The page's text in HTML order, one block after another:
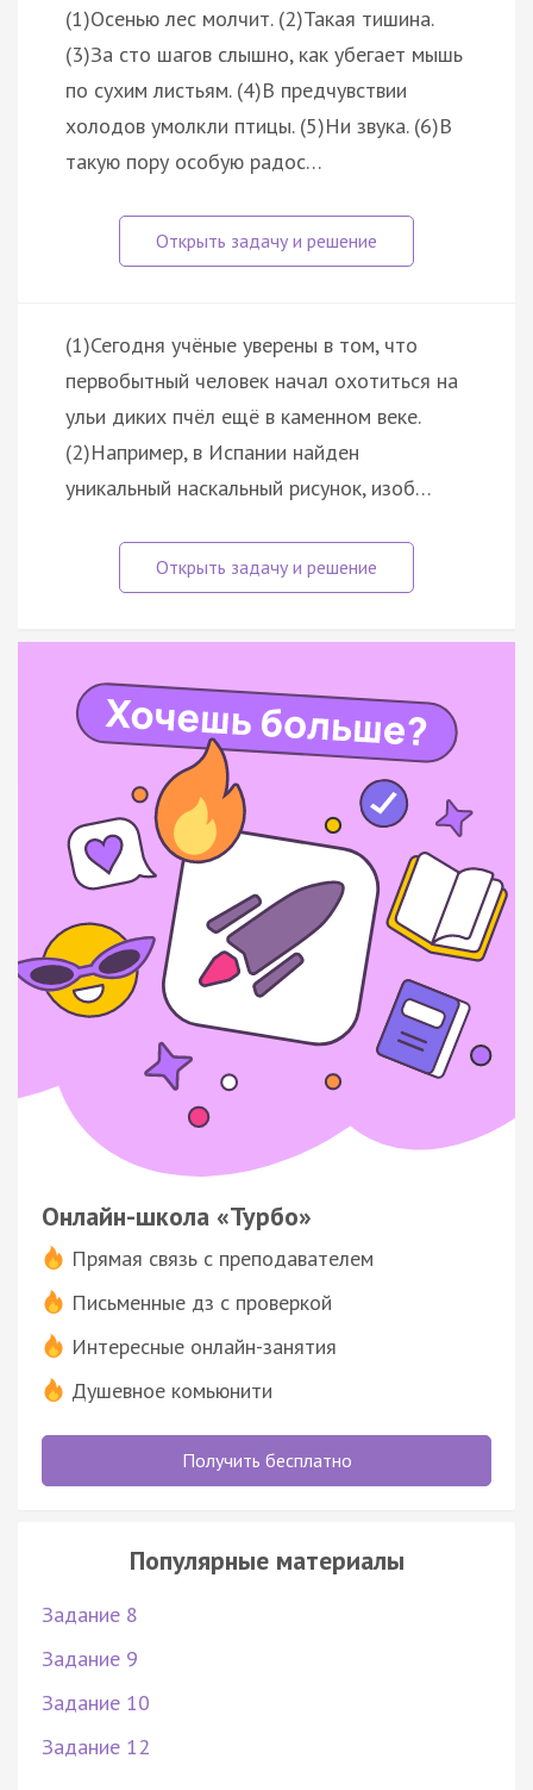
(1)Осенью лес молчит. (2)Такая тишина.
(3)За сто шагов слышно, как убегает мышь
по сухим листьям. (4)В предчувствии
холодов умолкли птицы. (5)Ни звука. (6)В
такую пору особую радос…
(1)Сегодня учёные уверены в том, что
первобытный человек начал охотиться на
ульи диких пчёл ещё в каменном веке.
(2)Например, в Испании найден
уникальный наскальный рисунок, изоб…
Онлайн-школа «Турбо»
Прямая связь с преподавателем
Письменные дз с проверкой
Интересные онлайн-занятия
Душевное комьюнити
Получить бесплатно
Популярные материалы
Задание 8
Задание 9
Задание 10
Задание 12